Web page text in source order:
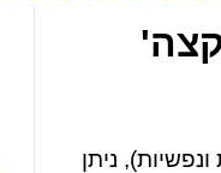
ניתן